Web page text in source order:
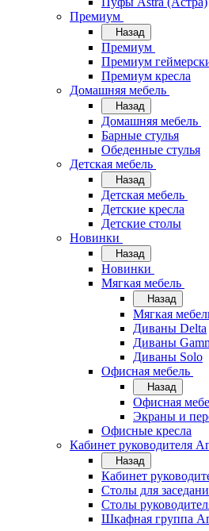
Премиум
Назад
Премиум
Премиум
Премиум кресла
Домашняя мебель
Назад
Домашняя мебель
Барные стулья
Обеденные стулья
Детская мебель
Назад
Детская мебель
Детские кресла
Детские столы
Новинки
Назад
Новинки
Мягкая мебель
Назад
Мягкая
Диваны Delta
Диваны
Диваны Solo
Офисная мебель
Назад
Офисная
Экраны и
Офисные кресла
Кабинет руководителя
Назад
Кабинет
Столы для
Столы
Шкафная группа